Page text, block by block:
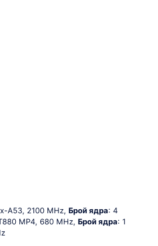
А53, 2100 MHz, Брой ядра: 4
MP4, 680 MHz, Брой ядра: 1